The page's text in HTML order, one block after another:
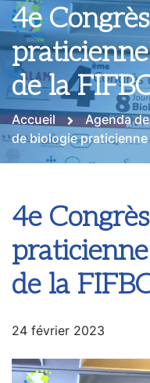
4e
de la
Accueil Agenda
de biologie praticienne
4e
de la
24 février 2023